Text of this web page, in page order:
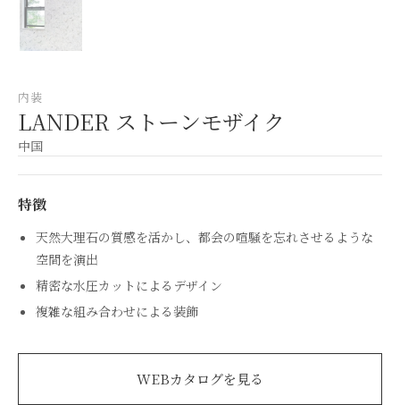
内装
LANDER ストーンモザイク
中国
特徴
天然大理石の質感を活かし、都会の喧騒を忘れさせるような
空間を演出
精密な水圧カットによるデザイン
複雑な組み合わせによる装飾
WEBカタログを見る